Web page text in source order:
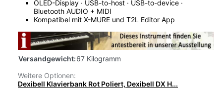
OLED-Display · USB-to-host · USB-to-device ·
Bluetooth AUDIO + MIDI
Kompatibel mit X-MURE und T2L Editor App
Versandgewicht:67 Kilogramm
Weitere Optionen:
Dexibell Klavierbank Rot Poliert, Dexibell DX H...